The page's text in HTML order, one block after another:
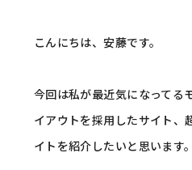
こんにちは、安藤です。
今回は私が最近気になってる
イアウトを採用したサイト、
イトを紹介したいと思います。